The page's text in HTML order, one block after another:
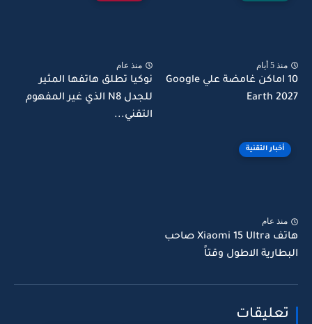
منذ 5 أيام
10 اماكن غامضة علي Google
Earth 2027
منذ عام
نوكيا تطلق هاتفها المثير
للجدل N8 الذي غير المفهوم
التقني...
أخبار التقنية
منذ عام
هاتف Xiaomi 15 Ultra صاحب
البطارية الاطول وقتاً
تعليقات